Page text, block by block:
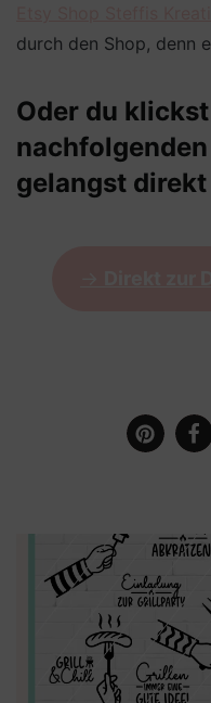
durch den Shop, denn
Oder du
gelangst